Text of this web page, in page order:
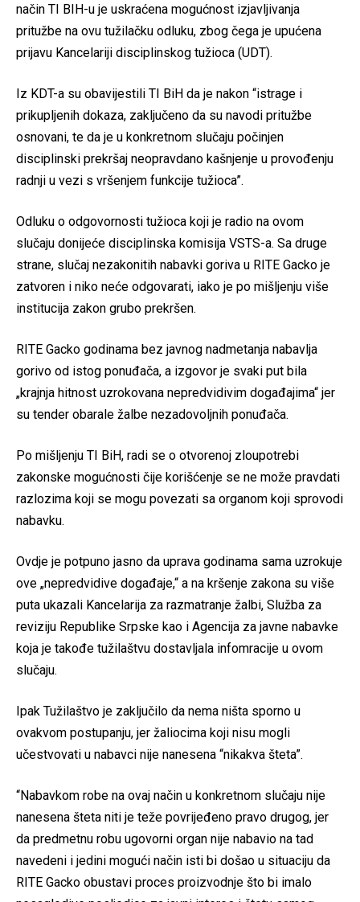
način TI BIH-u je uskraćena mogućnost izjavljivanja
pritužbe na ovu tužilačku odluku, zbog čega je upućena
prijavu Kancelariji disciplinskog tužioca (UDT).
Iz KDT-a su obavijestili TI BiH da je nakon “istrage i
prikupljenih dokaza, zaključeno da su navodi pritužbe
osnovani, te da je u konkretnom slučaju počinjen
disciplinski prekršaj neopravdano kašnjenje u provođenju
radnji u vezi s vršenjem funkcije tužioca”.
Odluku o odgovornosti tužioca koji je radio na ovom
slučaju donijeće disciplinska komisija VSTS-a. Sa druge
strane, slučaj nezakonitih nabavki goriva u RITE Gacko je
zatvoren i niko neće odgovarati, iako je po mišljenju više
institucija zakon grubo prekršen.
RITE Gacko godinama bez javnog nadmetanja nabavlja
gorivo od istog ponuđača, a izgovor je svaki put bila
„krajnja hitnost uzrokovana nepredvidivim događajima“ jer
su tender obarale žalbe nezadovoljnih ponuđača.
Po mišljenju TI BiH, radi se o otvorenoj zloupotrebi
zakonske mogućnosti čije korišćenje se ne može pravdati
razlozima koji se mogu povezati sa organom koji sprovodi
nabavku.
Ovdje je potpuno jasno da uprava godinama sama uzrokuje
ove „nepredvidive događaje,“ a na kršenje zakona su više
puta ukazali Kancelarija za razmatranje žalbi, Služba za
reviziju Republike Srpske kao i Agencija za javne nabavke
koja je takođe tužilaštvu dostavljala infomracije u ovom
slučaju.
Ipak Tužilaštvo je zaključilo da nema ništa sporno u
ovakvom postupanju, jer žaliocima koji nisu mogli
učestvovati u nabavci nije nanesena “nikakva šteta”.
“Nabavkom robe na ovaj način u konkretnom slučaju nije
nanesena šteta niti je teže povrijeđeno pravo drugog, jer
da predmetnu robu ugovorni organ nije nabavio na tad
navedeni i jedini mogući način isti bi došao u situaciju da
RITE Gacko obustavi proces proizvodnje što bi imalo